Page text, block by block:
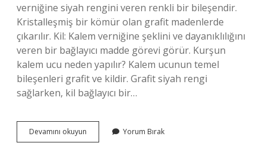
verniğine siyah rengini veren renkli bir bileşendir.
Kristalleşmiş bir kömür olan grafit madenlerde
çıkarılır. Kil: Kalem verniğine şeklini ve dayanıklılığını
veren bir bağlayıcı madde görevi görür. Kurşun
kalem ucu neden yapılır? Kalem ucunun temel
bileşenleri grafit ve kildir. Grafit siyah rengi
sağlarken, kil bağlayıcı bir…
Devamını okuyun
Ucu
Yorum Bırak